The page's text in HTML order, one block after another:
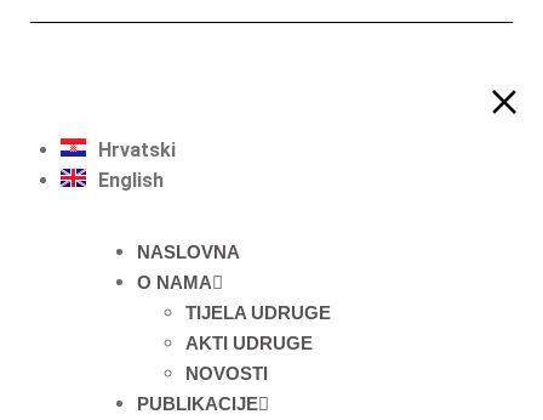
Hrvatski
English
NASLOVNA
O NAMA
TIJELA UDRUGE
AKTI UDRUGE
NOVOSTI
PUBLIKACIJE